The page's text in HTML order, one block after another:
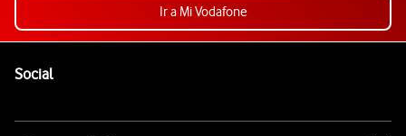
Ir a Mi Vodafone
SocialEnlaces a las redes sociales de Vodafone